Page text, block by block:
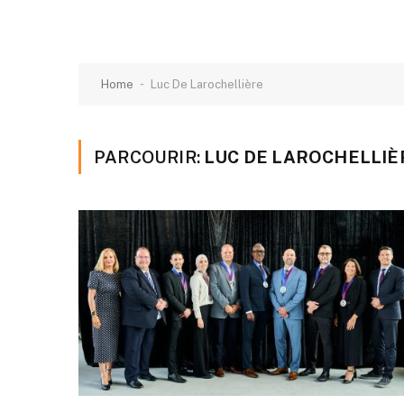
Home - Luc De Larochellière
PARCOURIR: LUC DE